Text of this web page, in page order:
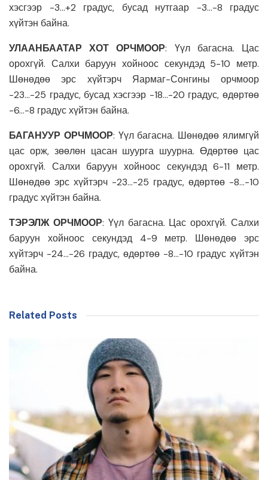
хэсгээр -3…+2 градус, бусад нутгаар -3…-8 градус
хүйтэн байна.
УЛААНБААТАР ХОТ ОРЧМООР: Үүл багасна. Цас
орохгүй. Салхи баруун хойноос секундэд 5-10 метр.
Шөнөдөө эрс хүйтэрч Яармаг-Сонгины орчмоор
-23…-25 градус, бусад хэсгээр -18…-20 градус, өдөртөө
-6…-8 градус хүйтэн байна.
БАГАНУУР ОРЧМООР: Үүл багасна. Шөнөдөө ялимгүй
цас орж, зөөлөн цасан шуурга шуурна. Өдөртөө цас
орохгүй. Салхи баруун хойноос секундэд 6-11 метр.
Шөнөдөө эрс хүйтэрч -23…-25 градус, өдөртөө -8…-10
градус хүйтэн байна.
ТЭРЭЛЖ ОРЧМООР: Үүл багасна. Цас орохгүй. Салхи
баруун хойноос секундэд 4-9 метр. Шөнөдөө эрс
хүйтэрч -24…-26 градус, өдөртөө -8…-10 градус хүйтэн
байна.
Related Posts